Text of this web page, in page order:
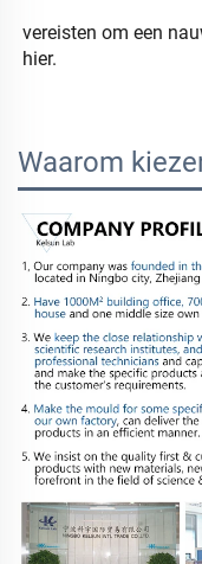
vereisten om een
hier.
Waarom